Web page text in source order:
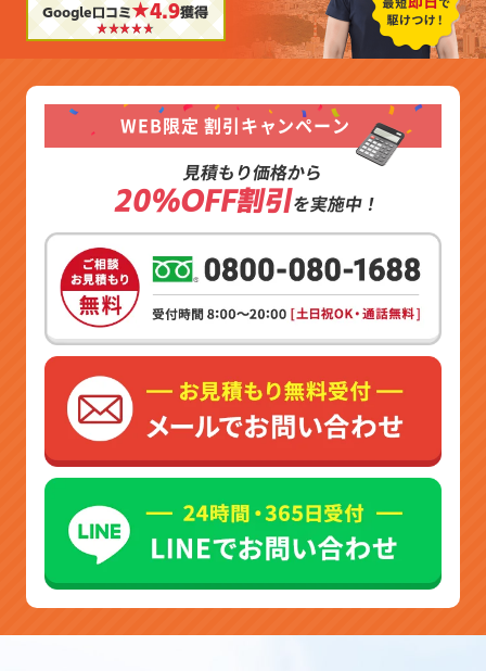
Google口コミ★4.9獲得
WEB限定 割引キャンペーン
見積もり価格から
20%OFF割引を実施中！